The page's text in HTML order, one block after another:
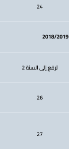
24
ترفع إلى السنة 2
26
27